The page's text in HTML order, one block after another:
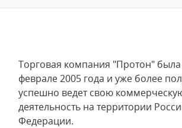
Торговая компания "Протон"
феврале 2005 года и уже более
успешно ведет свою
деятельность на территории
Федерации.